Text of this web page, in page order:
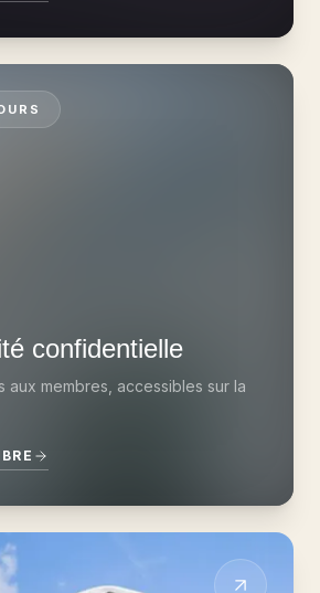
confidentielle
aux membres, accessibles sur la